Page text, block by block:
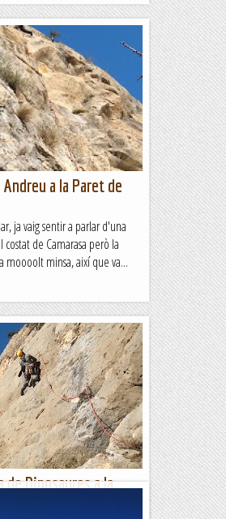
a la Paret de
ja vaig sentir a parlar d'una
de Camarasa però la
moooolt minsa, així que va...
de Dinosaures a la